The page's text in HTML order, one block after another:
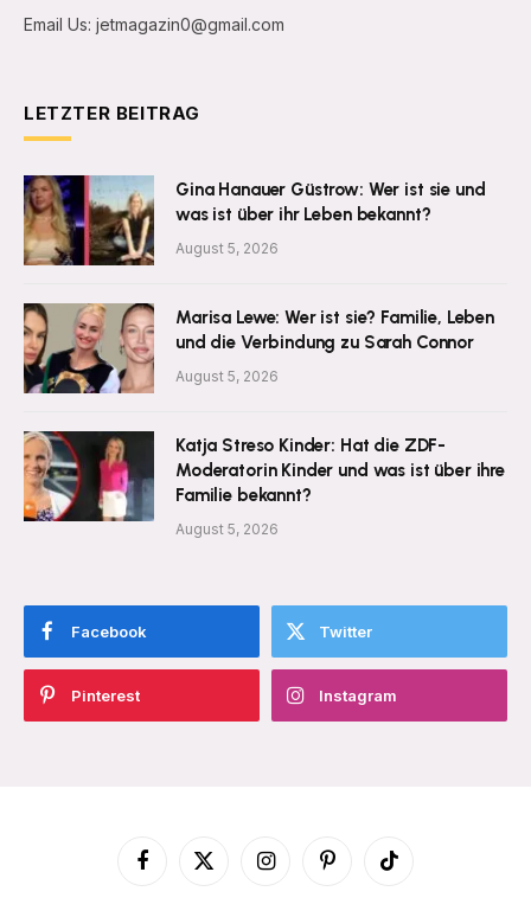
Email Us: jetmagazin0@gmail.com
LETZTER BEITRAG
Gina Hanauer Güstrow: Wer ist sie und
was ist über ihr Leben bekannt?
August 5, 2026
Marisa Lewe: Wer ist sie? Familie, Leben
und die Verbindung zu Sarah Connor
August 5, 2026
Katja Streso Kinder: Hat die ZDF-
Moderatorin Kinder und was ist über ihre
Familie bekannt?
August 5, 2026
Facebook Twitter
Pinterest Instagram
Facebook
X
InstagramPinterestTikTok